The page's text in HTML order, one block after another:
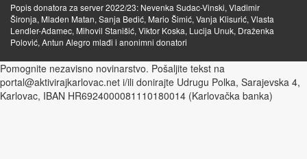
Popis donatora za server 2022/23: Nevenka Sudac-Vinski, Vladimir
Šironja, Mladen Matan, Sanja Bedić, Mario Šimić, Vanja Klisurić, Vlasta
Lendler-Adamec, Mihovil Stanišić, Viktor Koska, Lucija Unuk, Draženka
Polović, Antun Alegro mlađi i anonimni donatori
Pomognite nezavisno novinarstvo. Pošaljite tekst na
portal@aktivirajkarlovac.net i/ili donirajte Udrugu Polka, Sarajevska 4,
Karlovac, IBAN HR6924000081110180014 (Karlovačka banka)